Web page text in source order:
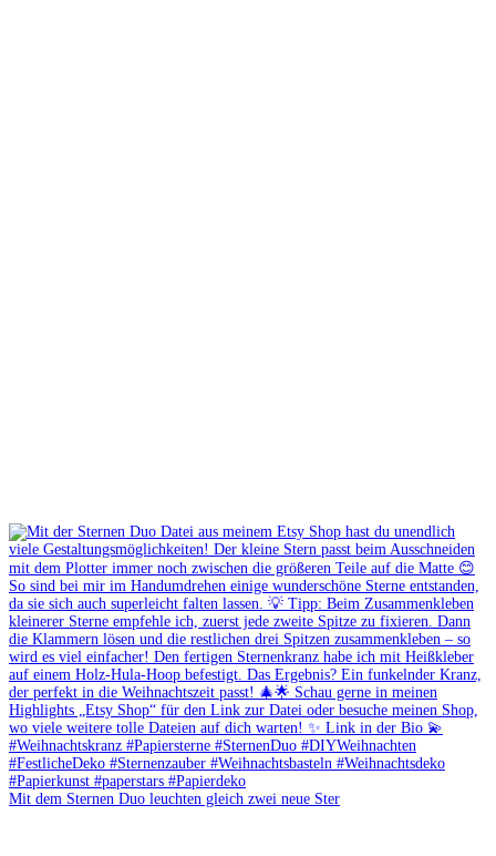
Mit dem Sternen Duo leuchten gleich zwei neue Ster